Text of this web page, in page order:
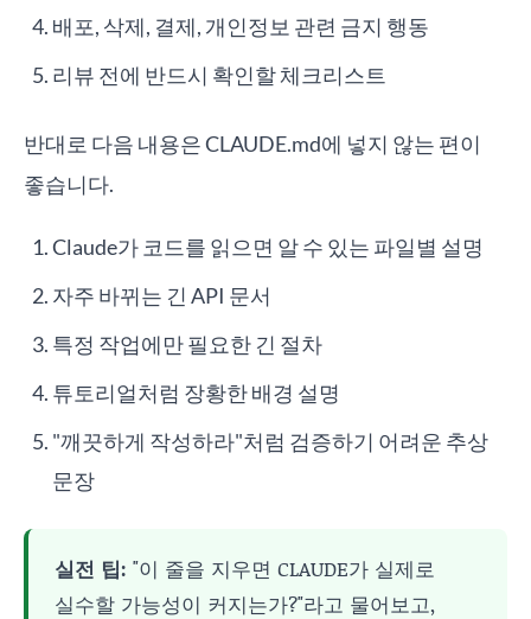
배포, 삭제, 결제, 개인정보 관련 금지 행동
리뷰 전에 반드시 확인할 체크리스트
반대로 다음 내용은 CLAUDE.md에 넣지 않는 편이
좋습니다.
Claude가 코드를 읽으면 알 수 있는 파일별 설명
자주 바뀌는 긴 API 문서
특정 작업에만 필요한 긴 절차
튜토리얼처럼 장황한 배경 설명
"깨끗하게 작성하라"처럼 검증하기 어려운 추상
문장
실전 팁: "이 줄을 지우면 CLAUDE가 실제로
실수할 가능성이 커지는가?"라고 물어보고,